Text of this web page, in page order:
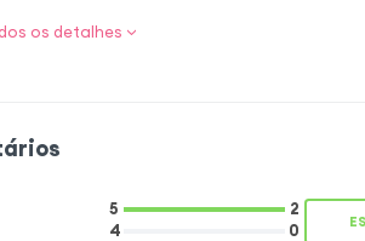
Apresenta um
os detalhes
5
2
4
0